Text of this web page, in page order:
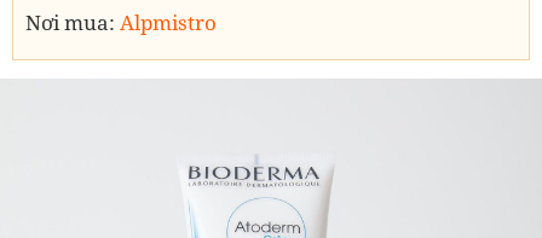
Nơi mua: Alpmistro